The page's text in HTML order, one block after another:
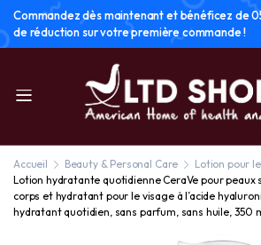
Commandez dès maintenant et bénéficez de
de réduction sur votre première commande !
Accueil Beauty & Personal Care
Lotion pour
Lotion hydratante quotidienne CeraVe pour peaux
corps et hydratant pour le visage à l’acide
hydratant quotidien, sans parfum, sans huile, 350